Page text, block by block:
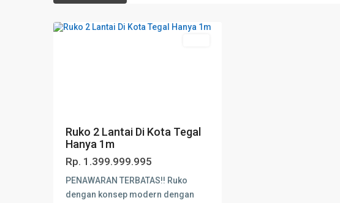
Ruko 2 Lantai Di Kota Tegal
Hanya 1m
Rp. 1.399.999.995
PENAWARAN TERBATAS!! Ruko
dengan konsep modern dengan